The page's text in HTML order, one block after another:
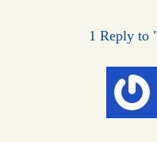
1 Reply to